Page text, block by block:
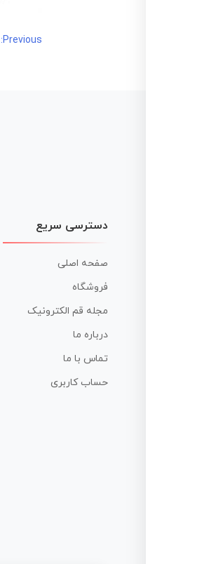
راهبری
Previous:
دسترسی سریع
صفحه اصلی
فروشگاه
مجله قم الکترونیک
درباره ما
تماس با ما
حساب کاربری